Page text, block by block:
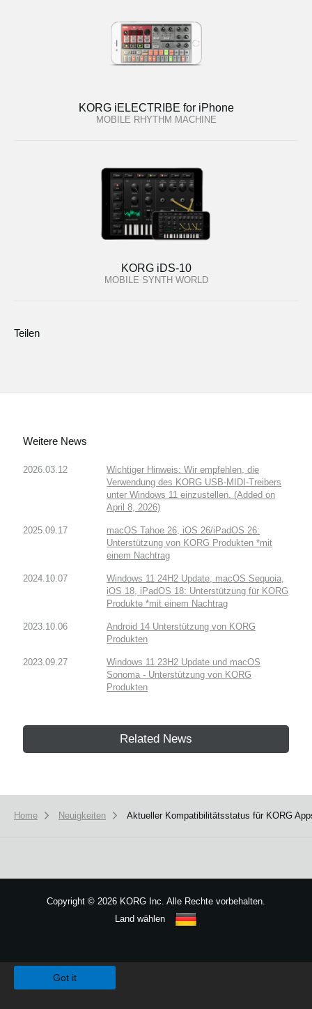
KORG iELECTRIBE for iPhone
MOBILE RHYTHM MACHINE
KORG iDS-10
MOBILE SYNTH WORLD
Teilen
Weitere News
2026.03.12
Wichtiger Hinweis: Wir empfehlen, die
Verwendung des KORG USB-MIDI-Treibers
unter Windows 11 einzustellen. (Added on
April 8, 2026)
2025.09.17
macOS Tahoe 26, iOS 26/iPadOS 26:
Unterstützung von KORG Produkten *mit
einem Nachtrag
2024.10.07
Windows 11 24H2 Update, macOS Sequoia,
iOS 18, iPadOS 18: Unterstützung für KORG
Produkte *mit einem Nachtrag
2023.10.06
Android 14 Unterstützung von KORG
Produkten
2023.09.27
Windows 11 23H2 Update und macOS
Sonoma - Unterstützung von KORG
Produkten
Related News
Home Neuigkeiten Aktueller Kompatibilitätsstatus für KORG
Copyright © 2026 KORG Inc. Alle Rechte vorbehalten.
Land wählen
Got it